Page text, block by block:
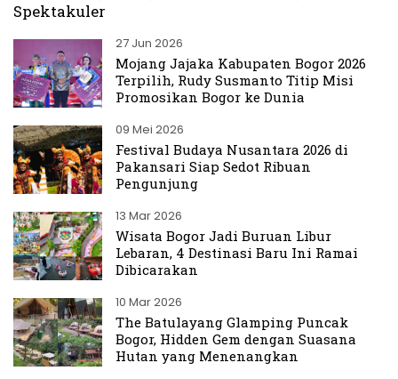
Spektakuler
27 Jun 2026
Mojang Jajaka Kabupaten Bogor 2026
Terpilih, Rudy Susmanto Titip Misi
Promosikan Bogor ke Dunia
09 Mei 2026
Festival Budaya Nusantara 2026 di
Pakansari Siap Sedot Ribuan
Pengunjung
13 Mar 2026
Wisata Bogor Jadi Buruan Libur
Lebaran, 4 Destinasi Baru Ini Ramai
Dibicarakan
10 Mar 2026
The Batulayang Glamping Puncak
Bogor, Hidden Gem dengan Suasana
Hutan yang Menenangkan